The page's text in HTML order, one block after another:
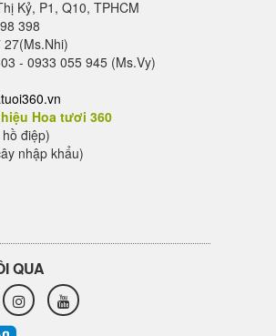
Kỷ, P1, Q10, TPHCM
398
- 0933 055 945 (Ms.Vy)
Hoa tươi 360
điệp)
nhập khẩu)
QUA